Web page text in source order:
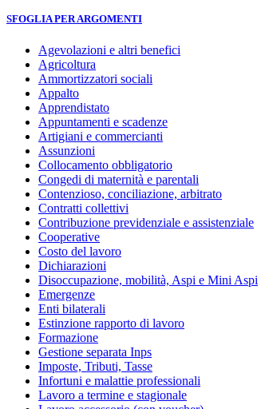
SFOGLIA PER ARGOMENTI
Agevolazioni e altri benefici
Agricoltura
Ammortizzatori sociali
Appalto
Apprendistato
Appuntamenti e scadenze
Artigiani e commercianti
Assunzioni
Collocamento obbligatorio
Congedi di maternità e parentali
Contenzioso, conciliazione, arbitrato
Contratti collettivi
Contribuzione previdenziale e assistenziale
Cooperative
Costo del lavoro
Dichiarazioni
Disoccupazione, mobilità, Aspi e Mini Aspi
Emergenze
Enti bilaterali
Estinzione rapporto di lavoro
Formazione
Gestione separata Inps
Imposte, Tributi, Tasse
Infortuni e malattie professionali
Lavoro a termine e stagionale